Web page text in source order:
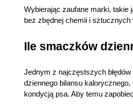
Wybierając zaufane marki, takie
bez zbędnej chemii i sztucznych
Ile smaczków
Jednym z najczęstszych
dziennego bilansu
kondycją psa. Aby temu